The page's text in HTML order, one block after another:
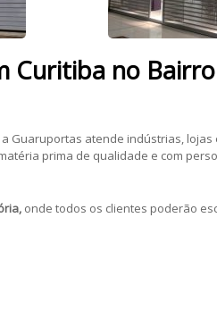
Curitiba no
Guaruportas atende indústrias, lojas
prima de qualidade e com
onde todos os clientes poderão